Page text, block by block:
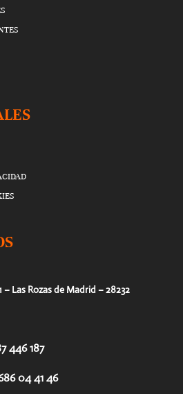
– Las Rozas de Madrid – 28232
446 187
04 41 46